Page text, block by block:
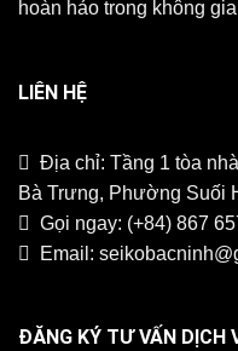
hoàn hảo trong không
LIÊN HỆ
Địa chỉ: Tầng 1 tòa
Bà Trưng, Phường Suối
Gọi ngay: (+84) 867
Email:
ĐĂNG KÝ TƯ VẤN DỊCH